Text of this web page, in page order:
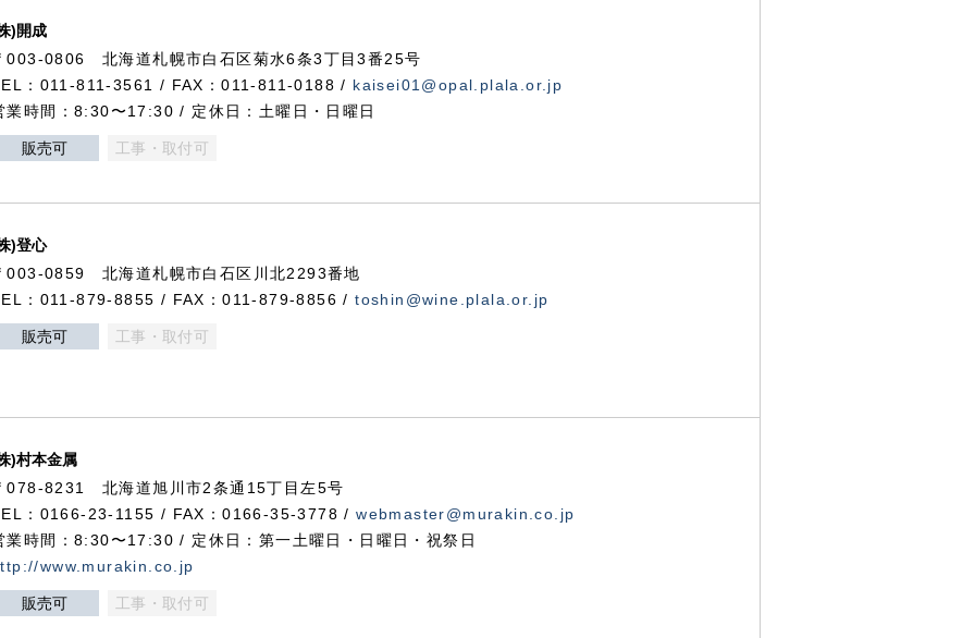
)開成
003-0806 北海道札幌市白石区菊水6条3丁目3番25号
：011-811-3561 / FAX：011-811-0188 / kaisei01@opal.plala.or.jp
業時間：8:30〜17:30 / 定休日：土曜日・日曜日
販売可 工事・取付可
)登心
003-0859 北海道札幌市白石区川北2293番地
：011-879-8855 / FAX：011-879-8856 /toshin@wine.plala.or.jp
販売可 工事・取付可
)村本金属
078-8231 北海道旭川市2条通15丁目左5号
：0166-23-1155 / FAX：0166-35-3778 /webmaster@murakin.co.jp
業時間：8:30〜17:30 / 定休日：第一土曜日・日曜日・祝祭日
www.murakin.co.jp
販売可 工事・取付可